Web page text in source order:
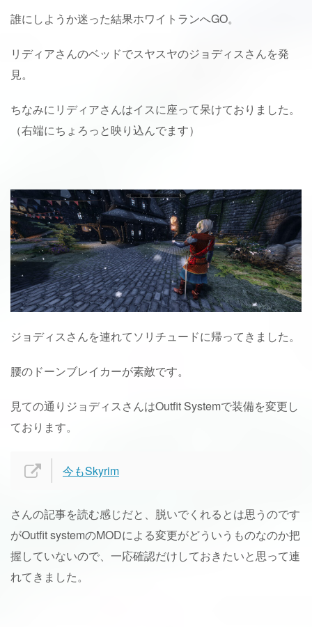
誰にしようか迷った結果ホワイトランへGO。
リディアさんのベッドでスヤスヤのジョディスさんを発
見。
ちなみにリディアさんはイスに座って呆けておりました。
（右端にちょろっと映り込んでます）
ジョディスさんを連れてソリチュードに帰ってきました。
腰のドーンブレイカーが素敵です。
見ての通りジョディスさんはOutfit Systemで装備を変更し
ております。
今もSkyrim
さんの記事を読む感じだと、脱いでくれるとは思うのです
がOutfit systemのMODによる変更がどういうものなのか把
握していないので、一応確認だけしておきたいと思って連
れてきました。